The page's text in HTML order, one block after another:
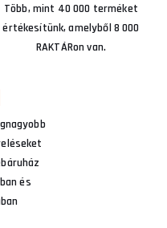
Több, mint 40 000 terméket
értékesítünk, amelyből 8 000
RAKTÁRon van.
és